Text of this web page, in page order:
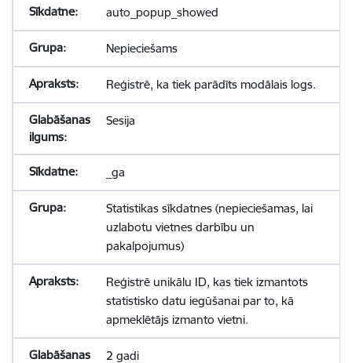
auto_popup_showed
Nepieciešams
Reģistrē, ka tiek parādīts modālais logs.
Sesija
_ga
Statistikas sīkdatnes (nepieciešamas, lai
uzlabotu vietnes darbību un
pakalpojumus)
Reģistrē unikālu ID, kas tiek izmantots
statistisko datu iegūšanai par to, kā
apmeklētājs izmanto vietni.
2 gadi